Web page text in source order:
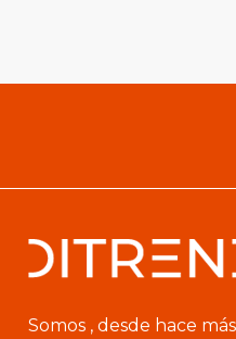
Somos , desde hace